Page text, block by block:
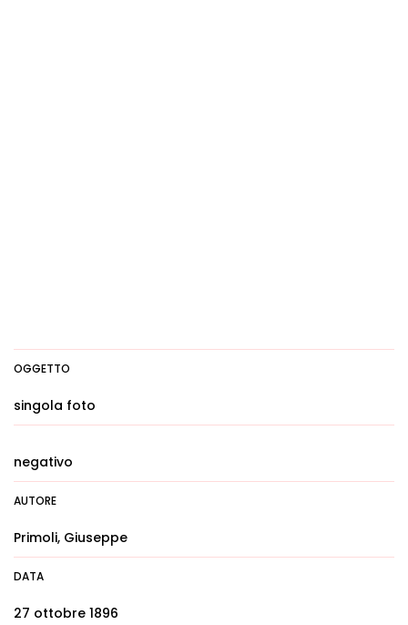
OGGETTO
singola foto
negativo
AUTORE
Primoli, Giuseppe
DATA
27 ottobre 1896